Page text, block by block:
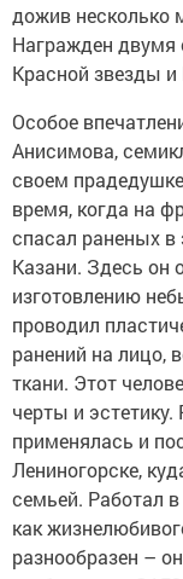
дожив несколько
Награжден двумя
Красной звезды и
Особое
Анисимова,
своем
время, когда на
спасал раненых
Казани. Здесь он
изготовлению
проводил
ранений на лицо,
ткани. Этот
черты и
применялась и
Лениногорске,
семьей. Работал
как
разнообразен –